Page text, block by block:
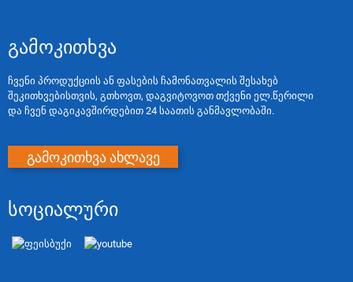
ᲒᲐᲛᲝᲙᲘᲗᲮᲕᲐ
ჩვენი პროდუქციის ან ფასების ჩამონათვალის შესახებ
შეკითხვებისთვის, გთხოვთ, დაგვიტოვოთ თქვენი ელ.წერილი
და ჩვენ დაგიკავშირდებით 24 საათის განმავლობაში.
გამოკითხვა ახლავე
ᲡᲝᲪᲘᲐᲚᲣᲠᲘ